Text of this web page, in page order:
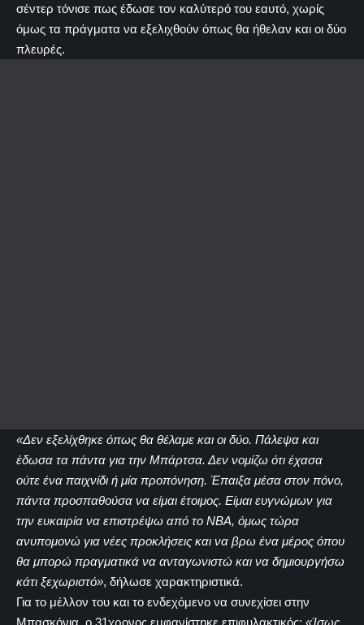
σέντερ τόνισε πως έδωσε τον καλύτερό του εαυτό, χωρίς
όμως τα πράγματα να εξελιχθούν όπως θα ήθελαν και οι δύο
πλευρές.
«Δεν εξελίχθηκε όπως θα θέλαμε και οι δύο. Πάλεψα και
έδωσα τα πάντα για την Μπάρτσα. Δεν νομίζω ότι έχασα
ούτε ένα παιχνίδι ή μία προπόνηση. Έπαιξα μέσα στον πόνο,
πάντα προσπαθούσα να είμαι έτοιμος. Είμαι ευγνώμων για
την ευκαιρία να επιστρέψω από το NBA, όμως τώρα
ανυπομονώ για νέες προκλήσεις και να βρω ένα μέρος όπου
θα μπορώ πραγματικά να ανταγωνιστώ και να δημιουργήσω
κάτι ξεχωριστό», δήλωσε χαρακτηριστικά.
Για το μέλλον του και το ενδεχόμενο να συνεχίσει στην
Μπασκόνια, ο 31χρονος εμφανίστηκε επιφυλακτικός: «Ίσως